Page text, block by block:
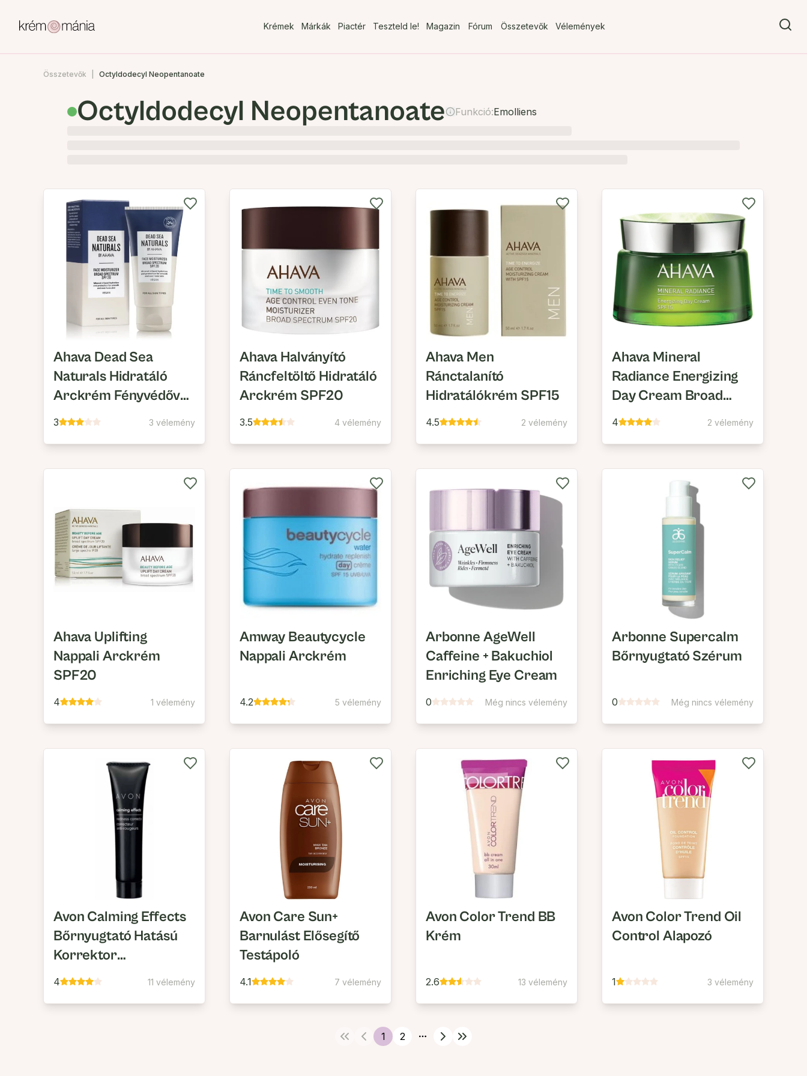
Krémek Márkák Piactér Teszteld le! Magazin Fórum Összetevők Vélemények
Összetevők Octyldodecyl Neopentanoate
Octyldodecyl Neopentanoate Funkció:Emolliens
Ahava Dead Sea
Naturals Hidratáló
Arckrém Fényvédővel
SPF20
3 3 vélemény
Ahava Halványító
Ráncfeltöltő Hidratáló
Arckrém SPF20
3.5 4 vélemény
Ahava Men
Ránctalanító
Hidratálókrém SPF15
4.5 2 vélemény
Ahava Mineral
Radiance Energizing
Day Cream Broad
Spectrum SPF15
4 2 vélemény
Ahava Uplifting
Nappali Arckrém
SPF20
4 1 vélemény
Amway Beautycycle
Nappali Arckrém
4.2 5 vélemény
Arbonne AgeWell
Caffeine + Bakuchiol
Enriching Eye Cream
0 Még nincs vélemény
Arbonne Supercalm
Bőrnyugtató Szérum
0 Még nincs vélemény
Avon Calming Effects
Bőrnyugtató Hatású
Korrektor
Kipirosodott Bőrre
4 11 vélemény
Avon Care Sun+
Barnulást Elősegítő
Testápoló
4.1 7 vélemény
Avon Color Trend BB
Krém
2.6 13 vélemény
Avon Color Trend Oil
Control Alapozó
1 3 vélemény
1 2
More pages